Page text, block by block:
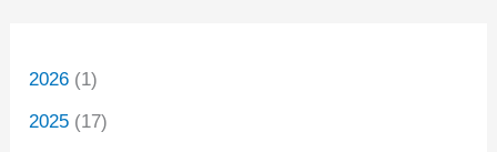
2026 (1)
2025 (17)